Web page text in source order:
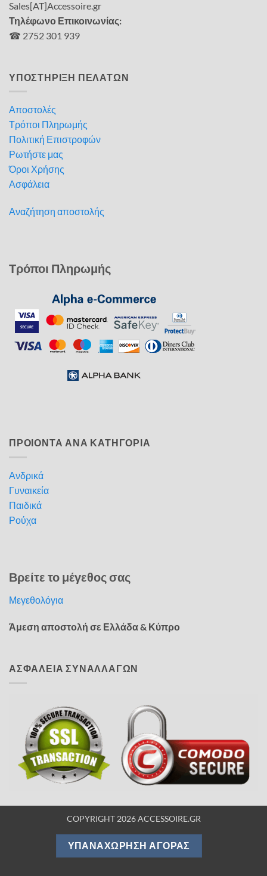
Sales[AT]Accessoire.gr
Τηλέφωνο Επικοινωνίας:
☎ 2752 301 939
ΥΠΟΣΤΗΡΙΞΗ ΠΕΛΑΤΩΝ
Αποστολές
Τρόποι Πληρωμής
Πολιτική Επιστροφών
Ρωτήστε μας
Όροι Χρήσης
Ασφάλεια
Αναζήτηση αποστολής
Τρόποι Πληρωμής
ΠΡΟΙΟΝΤΑ ΑΝΑ ΚΑΤΗΓΟΡΙΑ
Ανδρικά
Γυναικεία
Παιδικά
Ρούχα
Βρείτε το μέγεθος σας
Μεγεθολόγια
Άμεση αποστολή σε Ελλάδα & Κύπρο
ΑΣΦΑΛΕΙΑ ΣΥΝΑΛΛΑΓΩΝ
COPYRIGHT 2026 ACCESSOIRE.GR
ΥΠΑΝΑΧΏΡΗΣΗ ΑΓΟΡΆΣ